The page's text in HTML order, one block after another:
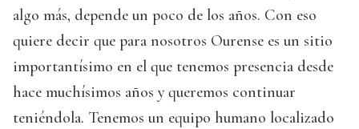
algo más, depende un poco de los años. Con eso
quiere decir que para nosotros Ourense es un sitio
importantísimo en el que tenemos presencia desde
hace muchísimos años y queremos continuar
teniéndola. Tenemos un equipo humano localizado